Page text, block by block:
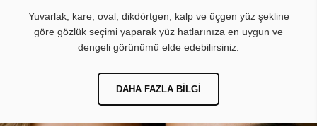
Yuvarlak, kare, oval, dikdörtgen, kalp ve üçgen yüz şekline
göre gözlük seçimi yaparak yüz hatlarınıza en uygun ve
dengeli görünümü elde edebilirsiniz.
DAHA FAZLA BILGI